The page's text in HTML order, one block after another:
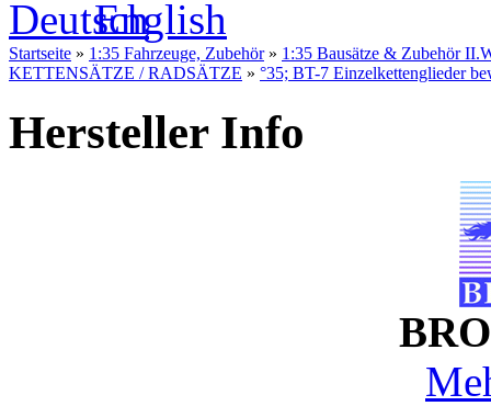
Startseite » 1:35 Fahrzeuge, Zubehör» 1:35 Bausätze & Zubehör
KETTENSÄTZE / RADSÄTZE » °35; BT-7 Einzelkettenglieder
Hersteller Info